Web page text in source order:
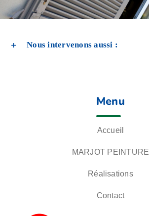
Nous intervenons aussi :
Menu
Accueil
MARJOT PEINTURE
Réalisations
Contact